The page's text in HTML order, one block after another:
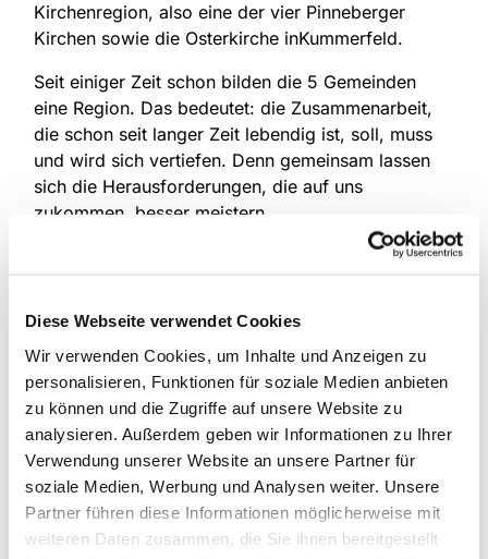
Diese Webseite verwendet Cookies
Wir verwenden Cookies, um Inhalte und Anzeigen zu
personalisieren, Funktionen für soziale Medien anbieten
zu können und die Zugriffe auf unsere Website zu
analysieren. Außerdem geben wir Informationen zu Ihrer
Verwendung unserer Website an unsere Partner für
soziale Medien, Werbung und Analysen weiter. Unsere
Partner führen diese Informationen möglicherweise mit
weiteren Daten zusammen, die Sie ihnen bereitgestellt
Kirchenregion, also eine der vier Pinneberger
Kirchen sowie die Osterkirche inKummerfeld.
Seit einiger Zeit schon bilden die 5 Gemeinden
eine Region. Das bedeutet: die Zusammenarbeit,
die schon seit langer Zeit lebendig ist, soll, muss
und wird sich vertiefen. Denn gemeinsam lassen
sich die Herausforderungen, die auf uns
zukommen, besser meistern.
In diesem Sommer wollen wir uns gegenseitig
besuchen und einander weiter kennen lernen. Es
in einer der 5 Kirchengemeinden Gottesdienst,
immer um 11 Uhr. Und im Anschluss gibt es bei
Kaffee, Tee und Wasser Gelegenheit zum
Austausch.
Auch Fahrdienste werden organisiert. Wenn Sie
einen Fahrdienst in Anspruch nehmen wollen,
melden Sie sich bitte bis 12 Uhr am jeweiligen